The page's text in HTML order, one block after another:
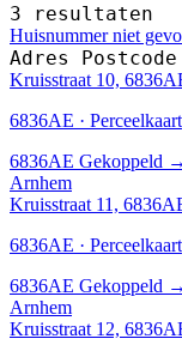
3 resultaten
Huisnummer niet
Adres Postcode
Kruisstraat 10,
6836AE · Perceelkaart
6836AE Gekoppeld →
Arnhem
Kruisstraat 11,
6836AE · Perceelkaart
6836AE Gekoppeld →
Arnhem
Kruisstraat 12,